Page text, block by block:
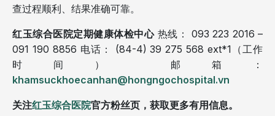
查过程顺利、结果准确可靠。
红玉综合医院定期健康体检中心热线： 093 223 2016 –
091 190 8856 电话： (84-4) 39 275 568 ext*1（工作
时间） 邮箱：
khamsuckhoecanhan@hongngochospital.vn
关注红玉综合医院官方粉丝页，获取更多有用信息。